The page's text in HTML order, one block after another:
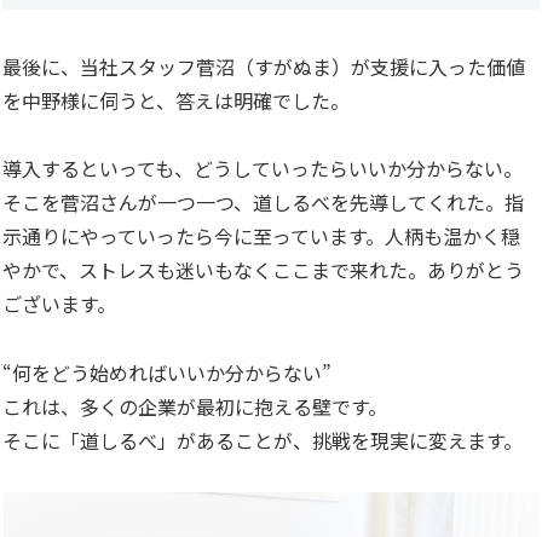
最後に、当社スタッフ菅沼（すがぬま）が支援に入った価値
を中野様に伺うと、答えは明確でした。
導入するといっても、どうしていったらいいか分からない。
そこを菅沼さんが一つ一つ、道しるべを先導してくれた。指
示通りにやっていったら今に至っています。人柄も温かく穏
やかで、ストレスも迷いもなくここまで来れた。ありがとう
ございます。
“何をどう始めればいいか分からない”
これは、多くの企業が最初に抱える壁です。
そこに「道しるべ」があることが、挑戦を現実に変えます。